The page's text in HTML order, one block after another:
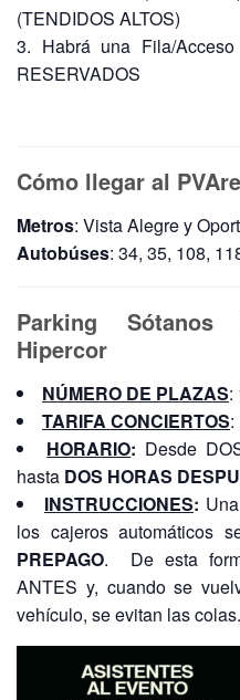
(TENDIDOS ALTOS)
Habrá una Fila/
RESERVADOS
Cómo llegar al
Metros: Vista Alegre y
Autobúses: 34, 35, 108,
Parking Sótanos
Hipercor
NÚMERO DE PLAZAS:
TARIFA CONCIERTOS:
HORARIO: Desde
hasta DOS HORAS
INSTRUCCIONES:
los cajeros automáticos
PREPAGO. De esta
ANTES y, cuando se
vehículo, se evitan las colas.